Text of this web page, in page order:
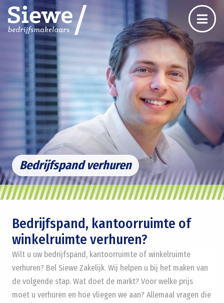
Bedrijfspand verhuren
Bedrijfspand, kantoorruimte of
winkelruimte verhuren?
Wilt u uw bedrijfspand, kantoorruimte of winkelruimte
verhuren? Bel Siewe Zakelijk. Wij helpen u bij het maken van
de volgende stap. Wat doet de markt? Voor welke prijs
moet u verhuren en hoe vliegen we aan? Allemaal vragen die